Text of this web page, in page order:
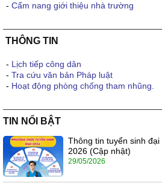
- Cẩm nang giới thiệu nhà trường
THÔNG TIN
- Lịch tiếp công dân
- Tra cứu văn bản Pháp luật
- Hoạt động phòng chống tham nhũng.
TIN NỔI BẬT
Thông tin tuyển sinh
2026 (Cập nhật)
29/05/2026